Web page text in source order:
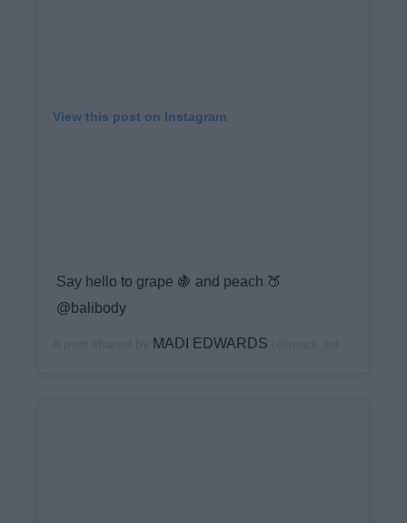
View this post on Instagram
Say hello to grape 🍇 and peach 🍑
@balibody
MADI EDWARDS